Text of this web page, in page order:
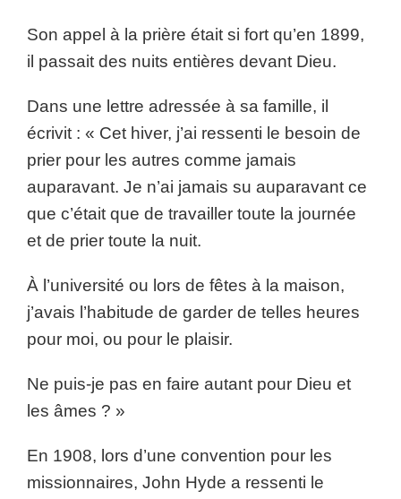
Son appel à la prière était si fort qu’en 1899,
il passait des nuits entières devant Dieu.
Dans une lettre adressée à sa famille, il
écrivit : « Cet hiver, j’ai ressenti le besoin de
prier pour les autres comme jamais
auparavant. Je n’ai jamais su auparavant ce
que c’était que de travailler toute la journée
et de prier toute la nuit.
À l’université ou lors de fêtes à la maison,
j’avais l’habitude de garder de telles heures
pour moi, ou pour le plaisir.
Ne puis-je pas en faire autant pour Dieu et
les âmes ? »
En 1908, lors d’une convention pour les
missionnaires, John Hyde a ressenti le